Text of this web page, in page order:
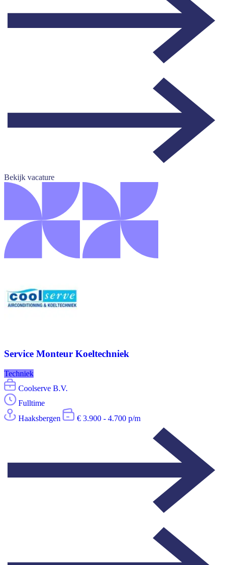
Bekijk vacature
Service Monteur Koeltechniek
Techniek
Coolserve B.V.
Fulltime
Haaksbergen
€ 3.900 - 4.700 p/m